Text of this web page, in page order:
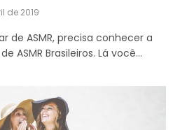
de 2019
de ASMR, precisa conhecer a
ASMR Brasileiros. Lá você…